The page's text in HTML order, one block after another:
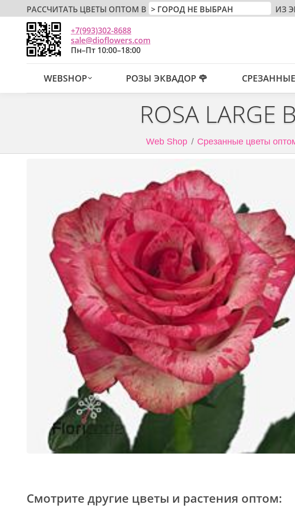
РАССЧИТАТЬ ЦВЕТЫ ОПТОМ В ИЗ
+7(993)302-8688
sale@dioflowers.com
Пн–Пт 10:00–18:00
WEBSHOP РОЗЫ ЭКВАДОР 🌹
ROSA
Web Shop Срезанные цветы
Смотрите другие цветы и растения оптом: